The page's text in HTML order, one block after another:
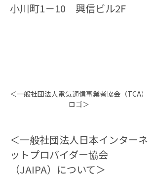
小川町1－10　興信ビル2F
＜一般社団法人電気通信事業者協会（TCA）
ロゴ＞
＜一般社団法人日本インターネ
ットプロバイダー協会
（JAIPA）について＞